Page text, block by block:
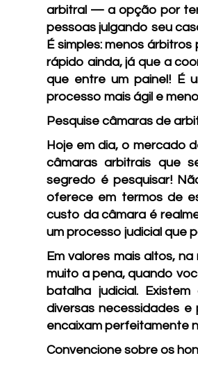
arbitral — a opção por ter
pessoas julgando seu
É simples: menos
rápido ainda, já que a
que entre um painel! É
processo mais ágil e
Pesquise câmaras de
Hoje em dia, o mercado
câmaras arbitrais que
segredo é pesquisar!
oferece em termos de
custo da câmara é
um processo judicial que
Em valores mais altos,
muito a pena, quando
batalha judicial.
diversas necessidades
encaixam perfeitamente
Convencione sobre os